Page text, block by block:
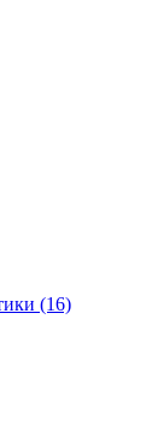
(16)